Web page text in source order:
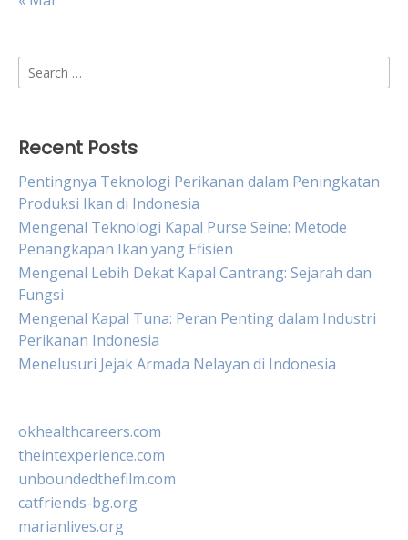
Search
for:
Recent Posts
Pentingnya Teknologi Perikanan dalam Peningkatan
Produksi Ikan di Indonesia
Mengenal Teknologi Kapal Purse Seine: Metode
Penangkapan Ikan yang Efisien
Mengenal Lebih Dekat Kapal Cantrang: Sejarah dan
Fungsi
Mengenal Kapal Tuna: Peran Penting dalam Industri
Perikanan Indonesia
Menelusuri Jejak Armada Nelayan di Indonesia
okhealthcareers.com
theintexperience.com
unboundedthefilm.com
catfriends-bg.org
marianlives.org